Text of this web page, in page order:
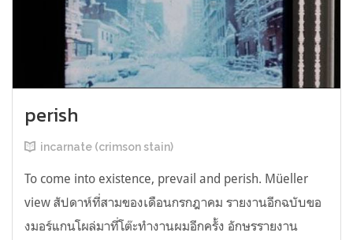
perish
incarnate (crimson stain)
To come into existence, prevail and perish. Müeller
view สัปดาห์ที่สามของเดือนกรกฎาคม รายงานอีกฉบับขอ
งมอร์แกนโผล่มาที่โต๊ะทำงานผมอีกครั้ง อักษรรายงาน